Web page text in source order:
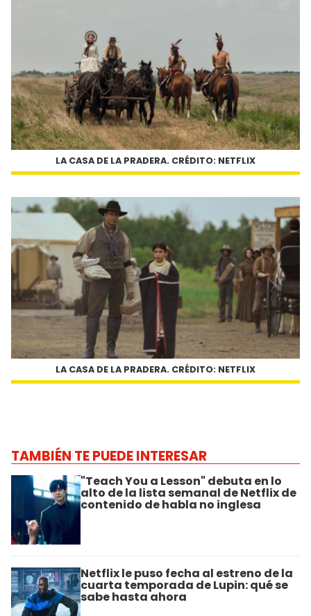
LA CASA DE LA PRADERA. CRÉDITO: NETFLIX
LA CASA DE LA PRADERA. CRÉDITO: NETFLIX
TAMBIÉN TE PUEDE INTERESAR
"Teach You a Lesson" debuta en lo
alto de la lista semanal de Netflix de
contenido de habla no inglesa
Netflix le puso fecha al estreno de la
cuarta temporada de Lupin: qué se
sabe hasta ahora